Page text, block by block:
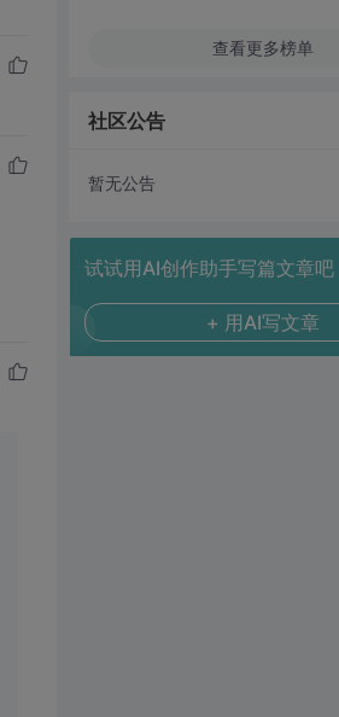
查看更多榜单
社区公告
暂无公告
试试用AI创作助手写篇文章吧
+ 用AI写文章